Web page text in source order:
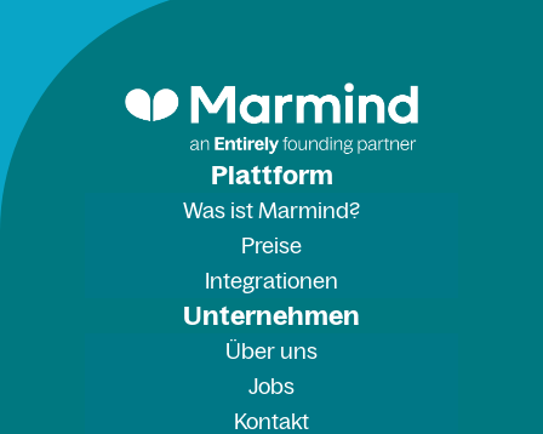
Plattform
Was ist Marmind?
Preise
Integrationen
Unternehmen
Über uns
Jobs
Kontakt